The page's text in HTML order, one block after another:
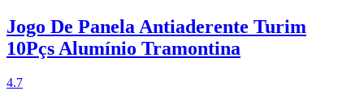
Jogo De Panela Antiaderente Turim
10Pçs Alumínio Tramontina
4.7